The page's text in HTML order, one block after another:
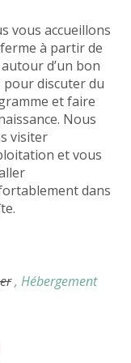
vous accueillons
à partir de
d’un bon
pour discuter du
et faire
Nous
visiter
et vous
dans
, Hébergement